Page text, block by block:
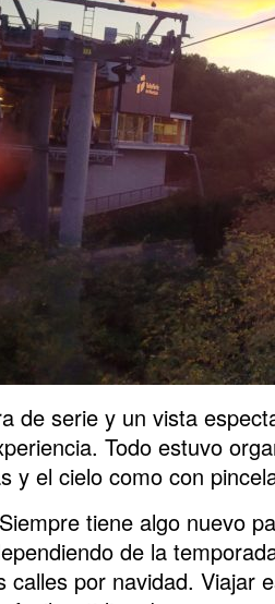
de serie y un vista
Todo estuvo
y el cielo como con
tiene algo nuevo
de la
calles por navidad. Viajar